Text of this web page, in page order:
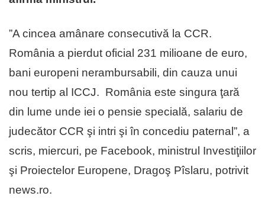
”A cincea amânare consecutivă la CCR.
România a pierdut oficial 231 milioane de euro,
bani europeni nerambursabili, din cauza unui
nou tertip al ICCJ. România este singura ţară
din lume unde iei o pensie specială, salariu de
judecător CCR şi intri şi în concediu paternal”, a
scris, miercuri, pe Facebook, ministrul Investiţiilor
şi Proiectelor Europene, Dragoş Pîslaru, potrivit
news.ro.